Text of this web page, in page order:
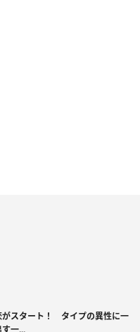
がスタート！ タイプの異性に一